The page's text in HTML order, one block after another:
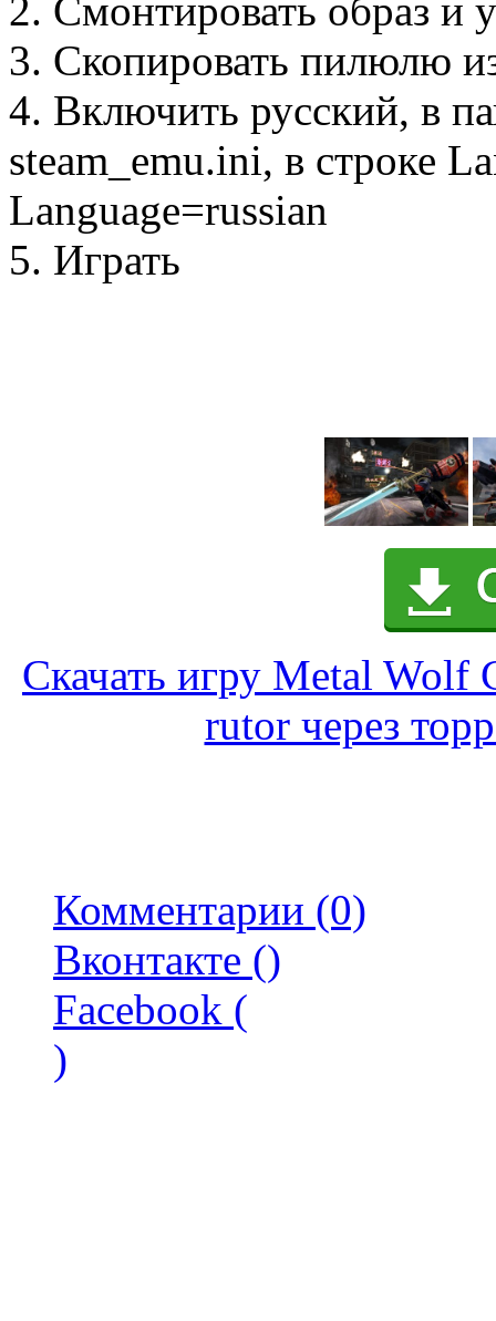
2. Смонтировать образ и
3. Скопировать пилюлю
4. Включить русский, в
steam_emu.ini, в строке
Language=russian
5. Играть
Скачать игру Metal Wolf
rutor через
Комментарии (0)
Вконтакте ()
Facebook (
)